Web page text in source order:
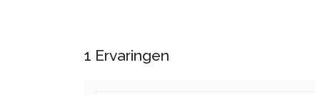
1 Ervaringen